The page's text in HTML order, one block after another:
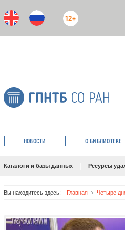
12+
НОВОСТИ О БИБЛИОТЕКЕ
Каталоги и базы данных Ресурсы
Вы находитесь здесь: Главная Четыре